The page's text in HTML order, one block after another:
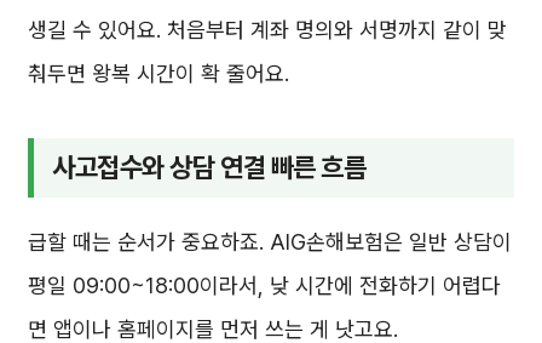
생길 수 있어요. 처음부터 계좌 명의와 서명까지 같이 맞
춰두면 왕복 시간이 확 줄어요.
사고접수와 상담 연결 빠른 흐름
급할 때는 순서가 중요하죠. AIG손해보험은 일반 상담이
평일 09:00~18:00이라서, 낮 시간에 전화하기 어렵다
면 앱이나 홈페이지를 먼저 쓰는 게 낫고요.